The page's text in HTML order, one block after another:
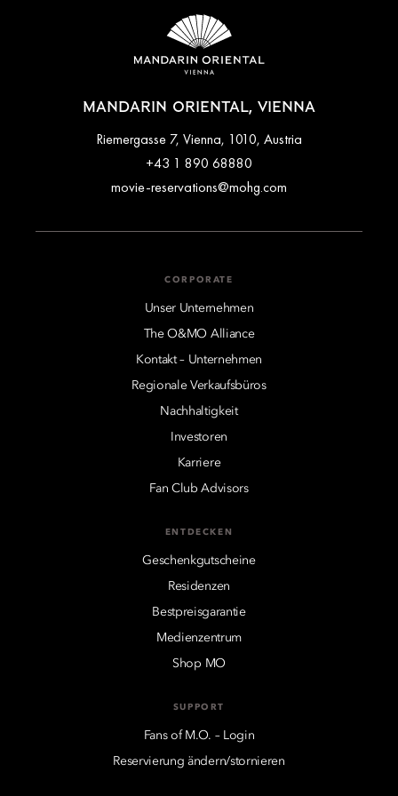
reibungslose Anfahrt zum Hotel arrangieren.
MANDARIN ORIENTAL, VIENNA
Riemergasse 7, Vienna, 1010, Austria
+43 1 890 68880
movie-reservations@mohg.com
CORPORATE
Unser Unternehmen
The O&MO Alliance
Kontakt – Unternehmen
Regionale Verkaufsbüros
Nachhaltigkeit
Investoren
Karriere
Fan Club Advisors
ENTDECKEN
Geschenkgutscheine
Residenzen
Bestpreisgarantie
Medienzentrum
Shop MO
SUPPORT
Fans of M.O. – Login
Reservierung ändern/stornieren